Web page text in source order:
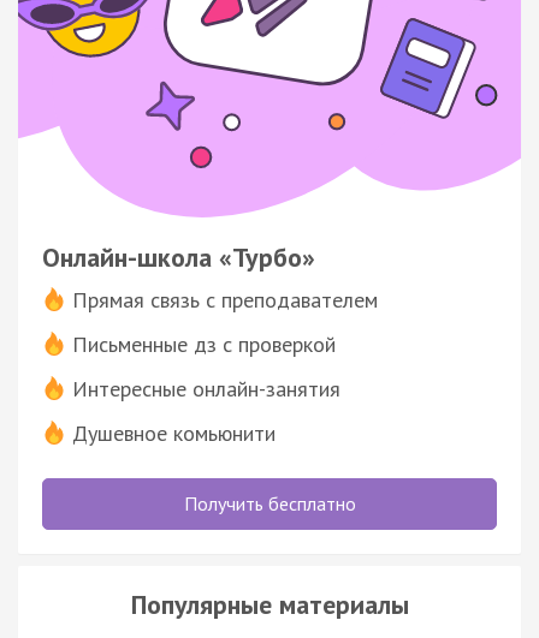
Онлайн-школа «Турбо»
Прямая связь с преподавателем
Письменные дз с проверкой
Интересные онлайн-занятия
Душевное комьюнити
Получить бесплатно
Популярные материалы